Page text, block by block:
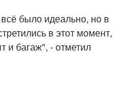
было идеально, но в
в этот момент,
и багаж", - отметил